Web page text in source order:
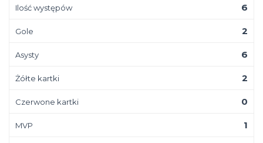
Ilość występów 6
Gole 2
Asysty 6
Żółte kartki 2
Czerwone kartki 0
MVP 1